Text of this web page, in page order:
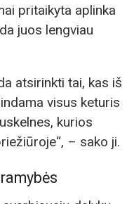
pritaikyta aplinka
juos lengviau
atsirinkti tai, kas iš
visus keturis
kurios
– sako ji.